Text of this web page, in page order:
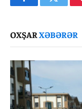
FacebookTwitter
OXŞARXƏBƏRƏR